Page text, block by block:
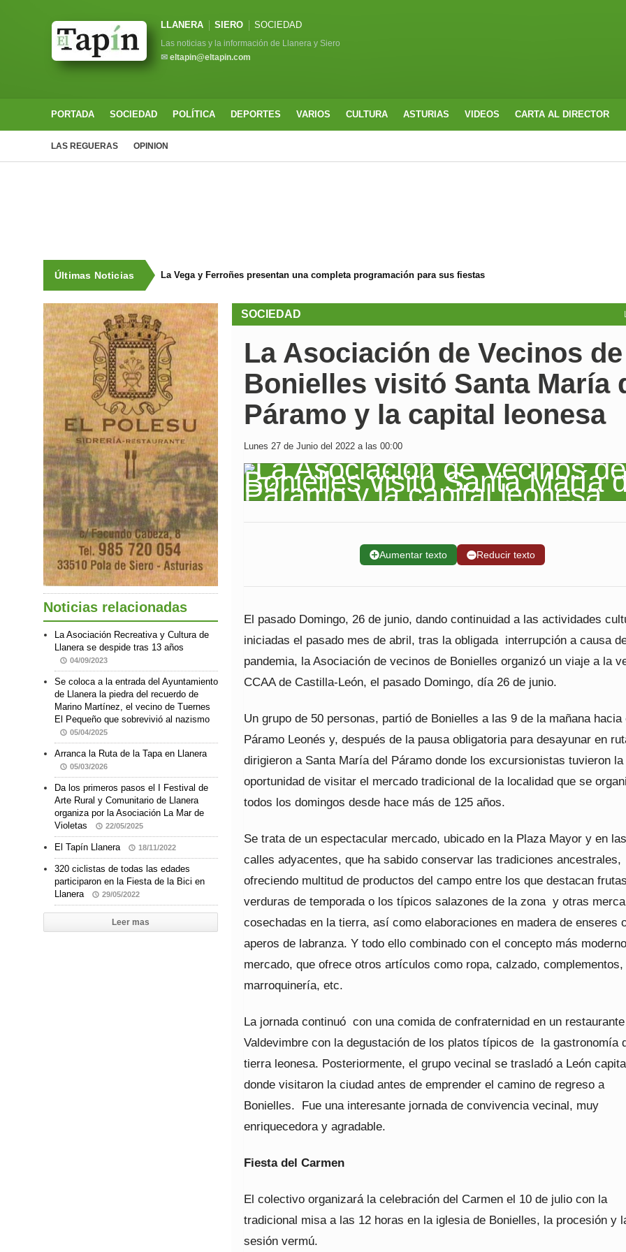
LLANERA SIERO SOCIEDAD
Las noticias y la información de Llanera y Siero
✉ eltapin@eltapin.com
PORTADA SOCIEDAD POLÍTICA DEPORTES VARIOS CULTURA ASTURIAS VIDEOS CARTA AL DIRECTOR
LAS REGUERAS OPINION
Últimas Noticias La Vega y Ferroñes presentan una completa programación para sus fiestas
SOCIEDAD
La Asociación de Vecinos de
Bonielles visitó Santa María
Páramo y la capital leonesa
Lunes 27 de Junio del 2022 a las 00:00
➕Aumentar texto ➖Reducir texto
El pasado Domingo, 26 de junio, dando continuidad a las actividades
iniciadas el pasado mes de abril, tras la obligada interrupción a causa
pandemia, la Asociación de vecinos de Bonielles organizó un viaje a la
CCAA de Castilla-León, el pasado Domingo, día 26 de junio.
Un grupo de 50 personas, partió de Bonielles a las 9 de la mañana hacia
Páramo Leonés y, después de la pausa obligatoria para desayunar en
dirigieron a Santa María del Páramo donde los excursionistas tuvieron la
oportunidad de visitar el mercado tradicional de la localidad que se
todos los domingos desde hace más de 125 años.
Se trata de un espectacular mercado, ubicado en la Plaza Mayor y en las
calles adyacentes, que ha sabido conservar las tradiciones ancestrales,
ofreciendo multitud de productos del campo entre los que destacan
verduras de temporada o los típicos salazones de la zona y otras
cosechadas en la tierra, así como elaboraciones en madera de enseres
aperos de labranza. Y todo ello combinado con el concepto más
mercado, que ofrece otros artículos como ropa, calzado, complementos,
marroquinería, etc.
La jornada continuó con una comida de confraternidad en un
Valdevimbre con la degustación de los platos típicos de la gastronomía
tierra leonesa. Posteriormente, el grupo vecinal se trasladó a León
donde visitaron la ciudad antes de emprender el camino de regreso a
Bonielles. Fue una interesante jornada de convivencia vecinal, muy
enriquecedora y agradable.
Fiesta del Carmen
El colectivo organizará la celebración del Carmen el 10 de julio con la
tradicional misa a las 12 horas en la iglesia de Bonielles, la procesión y
sesión vermú.
Noticias relacionadas
La Asociación Recreativa y Cultura de
Llanera se despide tras 13 años
04/09/2023
Se coloca a la entrada del Ayuntamiento
de Llanera la piedra del recuerdo de
Marino Martínez, el vecino de Tuernes
El Pequeño que sobrevivió al nazismo
05/04/2025
Arranca la Ruta de la Tapa en Llanera
05/03/2026
Da los primeros pasos el I Festival de
Arte Rural y Comunitario de Llanera
organiza por la Asociación La Mar de
Violetas
22/05/2025
El Tapín Llanera 18/11/2022
320 ciclistas de todas las edades
participaron en la Fiesta de la Bici en
Llanera
29/05/2022
Leer mas